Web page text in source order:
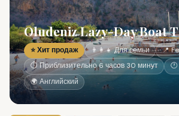
Oludeniz Lazy-Day Boat
⭐ Хит продаж 👨‍👩‍👧 Для семьи
📍
⏱ Приблизительно 6 часов 30 минут
🌍 Английский